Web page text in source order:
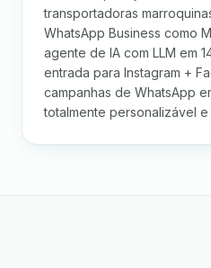
transportadoras
WhatsApp Business como
agente de IA com LLM em
entrada para Instagram +
campanhas de WhatsApp
totalmente personalizável